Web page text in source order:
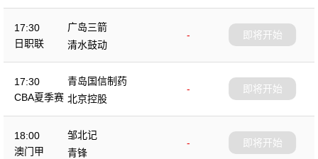
17:30
日职联
广岛三箭
-
清水鼓动
即将开始
17:30
CBA夏季赛
青岛国信制药
-
北京控股
即将开始
18:00
澳门甲
邹北记
-
青锋
即将开始